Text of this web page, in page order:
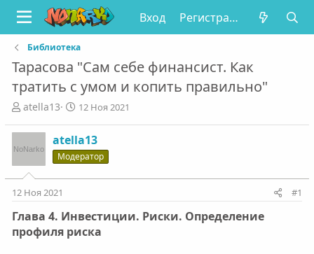
Вход Регистрация
Библиотека
Тарасова "Сам себе финансист. Как
тратить с умом и копить правильно"
А
т
о
т
м
ы
atella13
Д
а
н
л
12 Ноя 2021
atella13
Модератор
12 Ноя 2021 #1
Глава 4. Инвестиции. Риски. Определение
профиля риска